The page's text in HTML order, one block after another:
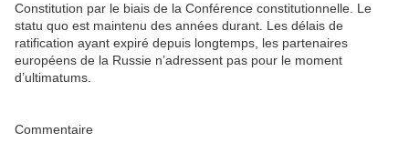
Constitution par le biais de la Conférence constitutionnelle. Le
statu quo est maintenu des années durant. Les délais de
ratification ayant expiré depuis longtemps, les partenaires
européens de la Russie n’adressent pas pour le moment
d’ultimatums.
Commentaire